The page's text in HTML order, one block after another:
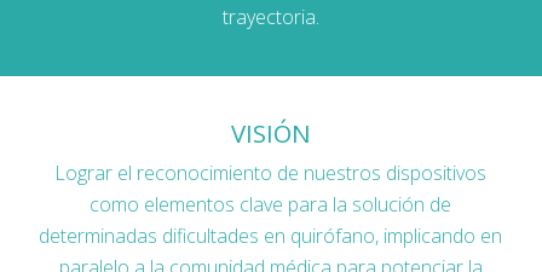
trayectoria.
VISIÓN
Lograr el reconocimiento de nuestros dispositivos
como elementos clave para la solución de
determinadas dificultades en quirófano, implicando en